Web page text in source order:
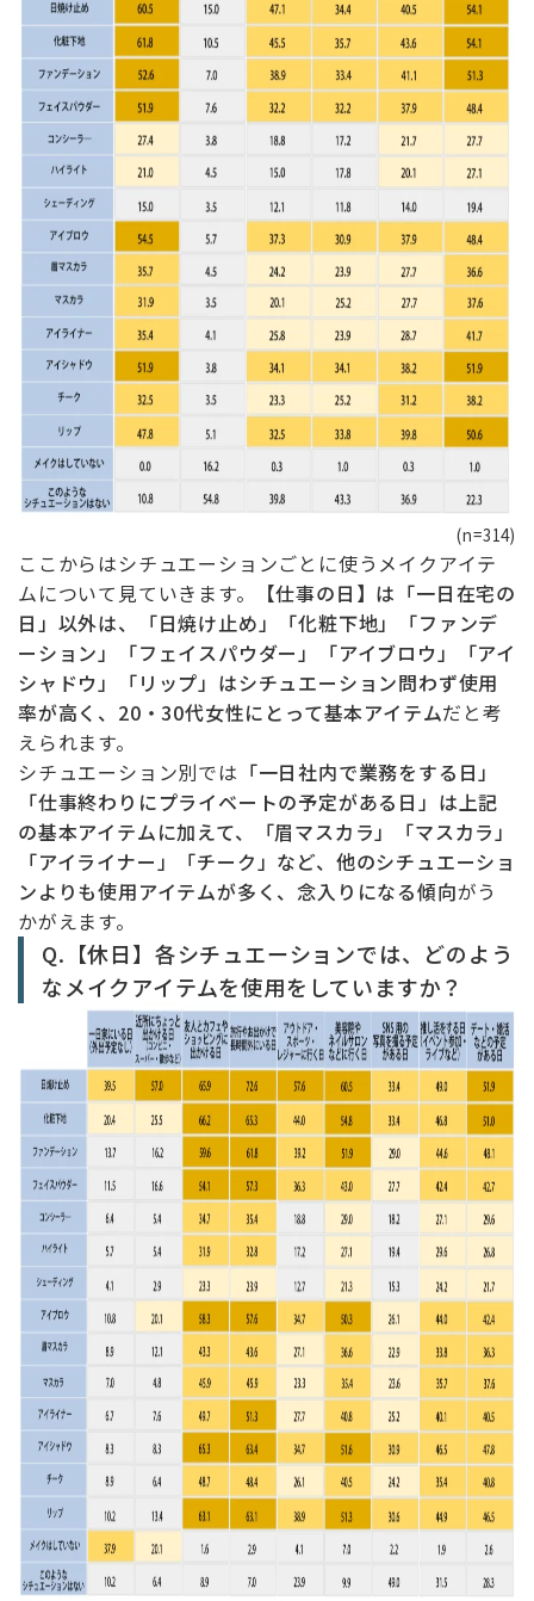
(n=314)
ここからはシチュエーションごとに使うメイクアイテ
ムについて見ていきます。
【仕事の日】は「一日在宅の
日」以外は、「日焼け止め」「化粧下地」「ファンデ
ーション」「フェイスパウダー」「アイブロウ」「アイ
シャドウ」「リップ」はシチュエーション問わず使用
率が高く、20・30代女性にとって基本アイテムだと考
えられます。
シチュエーション別では 「一日社内で業務をする日」
「仕事終わりにプライベートの予定がある日」は上記
の基本アイテムに加えて、「眉マスカラ」「マスカラ」
「アイライナー」「チーク」など、他のシチュエーショ
ンよりも使用アイテムが多く、念入りになる傾向がう
かがえます。
Q.【休日】各シチュエーションでは、どのよう
なメイクアイテムを使用をしていますか？